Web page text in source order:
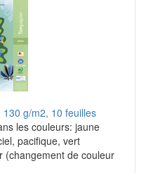
g/m2, 10 feuilles
les couleurs: jaune
pacifique, vert
(changement de couleur